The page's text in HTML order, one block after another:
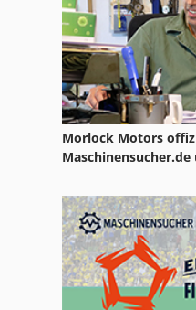
Schweisstisch
Schwenktisch
Takttisch
Tehag Schweißtisch
Tischfräse Säge
Tischkreissaege
Tischkreissaege Mit
Morlock Motors